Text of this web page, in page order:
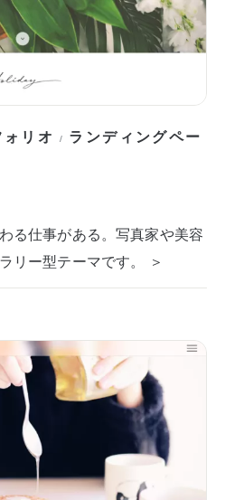
リオ / ランディングペー
る仕事がある。写真家や美容
リー型テーマです。 ＞